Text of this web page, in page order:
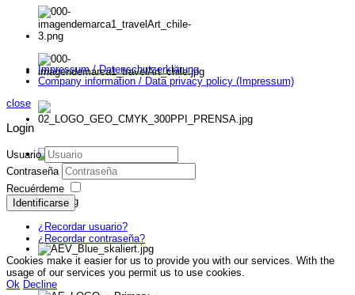
Impressum / Datenschutzerklärung
Company information / Data privacy policy (Impressum)
close
Login
Usuario
Contraseña
Recuérdeme
Identificarse
¿Recordar usuario?
¿Recordar contraseña?
Cookies make it easier for us to provide you with our services. With the
usage of our services you permit us to use cookies.
Ok Decline